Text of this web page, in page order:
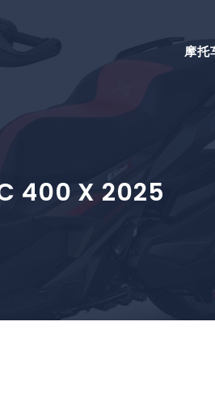
摩托
400 X 2025